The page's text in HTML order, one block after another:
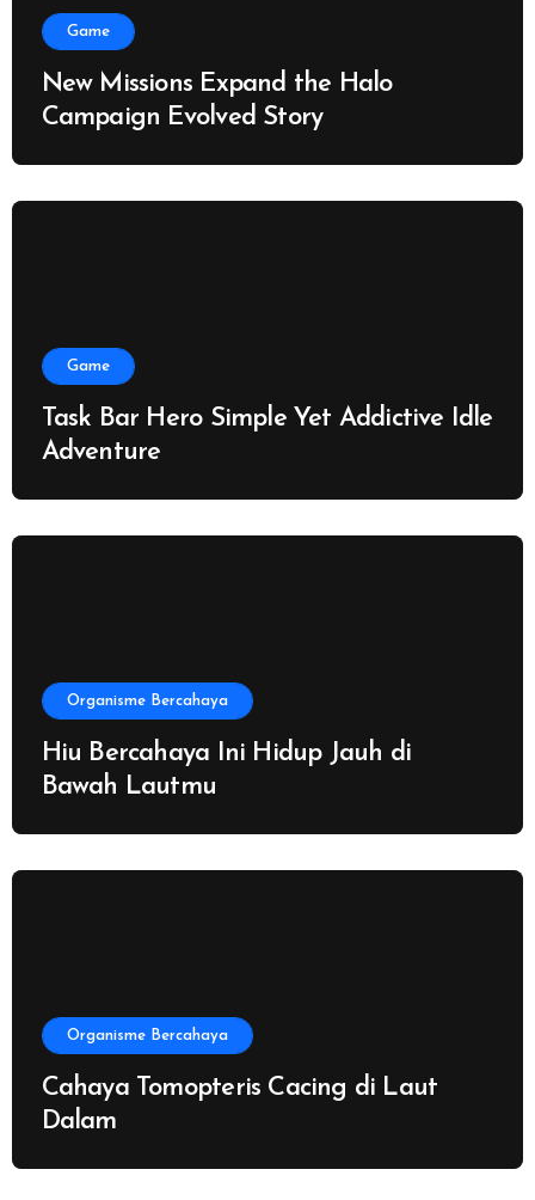
Game
New Missions Expand the Halo
Campaign Evolved Story
Game
Task Bar Hero Simple Yet Addictive Idle
Adventure
Organisme Bercahaya
Hiu Bercahaya Ini Hidup Jauh di
Bawah Lautmu
Organisme Bercahaya
Cahaya Tomopteris Cacing di Laut
Dalam